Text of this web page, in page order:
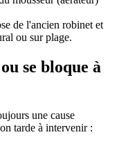
de l'ancien robinet et
ou sur plage.
se bloque à
une cause
tarde à intervenir :